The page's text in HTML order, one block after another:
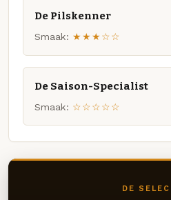
De Pilskenner
Smaak: ★★★☆☆
De Saison-Specialist
Smaak: ☆☆☆☆☆
DE